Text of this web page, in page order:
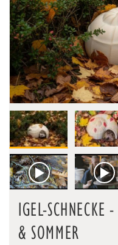
IGEL-SCHNECKE
& SOMMER